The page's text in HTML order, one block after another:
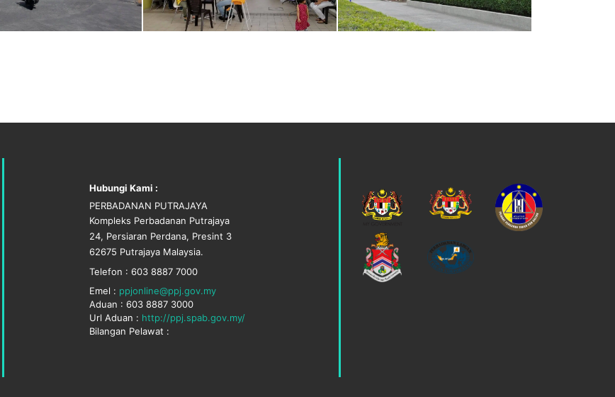
Hubungi Kami :
PERBADANAN PUTRAJAYA
Kompleks Perbadanan Putrajaya
24, Persiaran Perdana, Presint 3
62675 Putrajaya Malaysia.
Telefon : 603 8887 7000
Emel : ppjonline@ppj.gov.my
Aduan : 603 8887 3000
Url Aduan : http://ppj.spab.gov.my/
Bilangan Pelawat :